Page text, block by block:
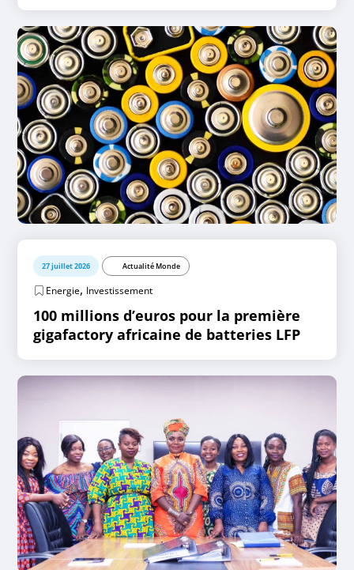
27 juillet 2026 Actualité Monde
Energie, Investissement
100 millions d’euros pour la première
gigafactory africaine de batteries LFP